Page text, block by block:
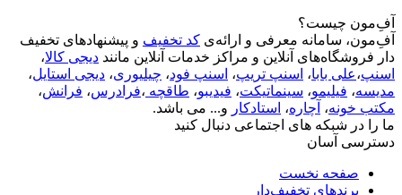
آفِ‌مون چیست؟
آفِ‌مون، سامانه معرفی و ارائه‌ی کد تخفیف و پیشنهادهای تخفیف
دار فروشگاه‌های آنلاین و مراکز خدمات آنلاین مانند دیجی کالا،
اسنپ،علی بابا، اسنپ تریپ، اسنپ فود، چیلیوری، دیجی استایل،
مدیسه، فیلیمو، سینماتیکت، فیدیبو، طاقچه ،فرادرس، فرانش،
مکتب خونه، آچاره، استادکار و... می باشد.
ما را در شبکه های اجتماعی دنبال کنید
دسترسی آسان
صفحه نخست
برندهای تخفیف‌دار